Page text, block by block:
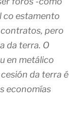
co estamento
pero
da terra. O
en metálico
da terra é
economías